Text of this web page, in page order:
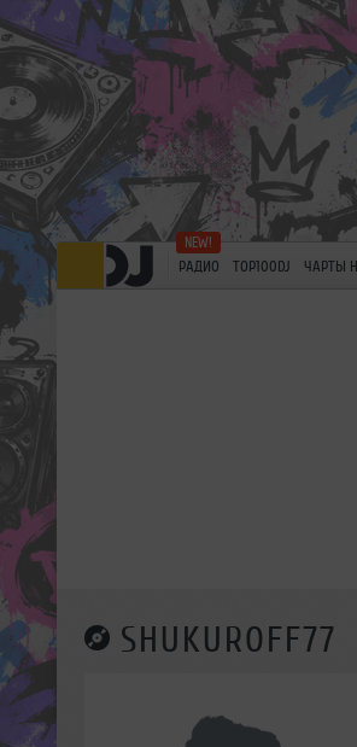
РАДИО TOP100DJ ЧАРТЫ
SHUKUROFF77